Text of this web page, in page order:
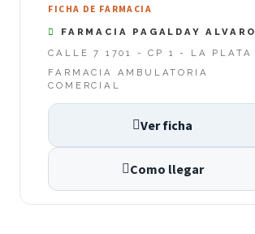
FICHA DE FARMACIA
FARMACIA PAGALDAY ALVARO
CALLE 7 1701 - CP 1 - LA PLATA
FARMACIA AMBULATORIA
COMERCIAL
Ver ficha
Como llegar